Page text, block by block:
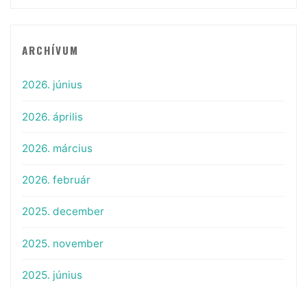
ARCHÍVUM
2026. június
2026. április
2026. március
2026. február
2025. december
2025. november
2025. június